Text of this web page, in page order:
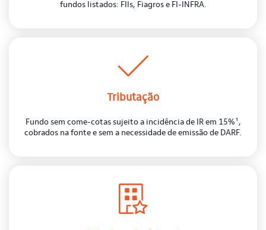
fundos listados: FIIs, Fiagros e FI-INFRA.
Tributação
Fundo sem come-cotas sujeito a incidência de IR em 15%¹,
cobrados na fonte e sem a necessidade de emissão de DARF.